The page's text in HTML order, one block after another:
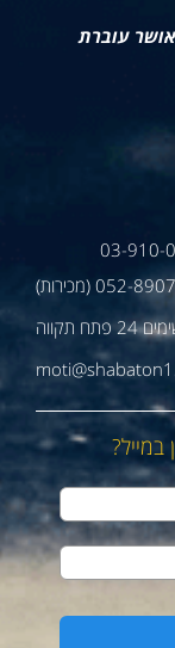
עוברת
03-910-
(מכירות)